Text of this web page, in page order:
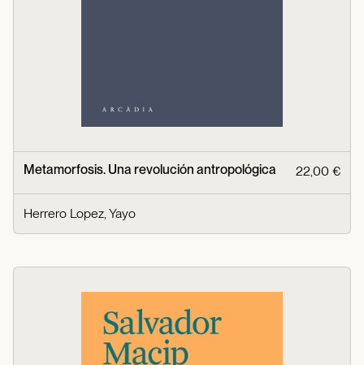
Metamorfosis. Una revolución antropológica 22,00 €
Herrero Lopez, Yayo